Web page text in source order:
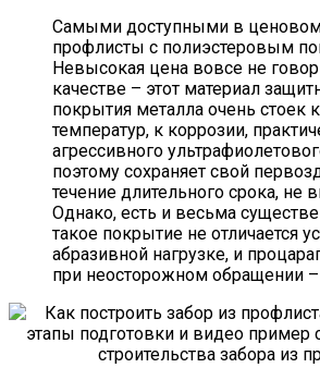
Самыми доступными в ценовом
профлисты с полиэстеровым
Невысокая цена вовсе не
качестве – этот материал
покрытия металла очень стоек
температур, к коррозии,
агрессивного
поэтому сохраняет свой
течение длительного срока, не
Однако, есть и весьма
такое покрытие не отличается
абразивной нагрузке, и
при неосторожном обращении –